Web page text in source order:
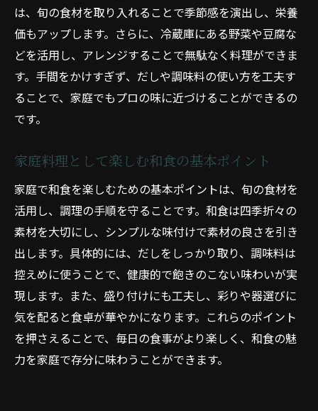
は、旬の食材を取り入れることで季節感を演出し、栄養
価もアップします。さらに、冷蔵庫にある野菜や豆腐な
どを活用し、アレンジすることで無駄なく料理ができま
す。手間をかけすぎず、だしや調味料の使い方を工夫す
ることで、家庭でもプロの味に近づけることができるの
です。
家庭料理として楽しむ和食の基本ポイント
家庭で和食を楽しむための基本ポイントは、旬の食材を
活用し、調理の手順を守ることです。和食は四季折々の
素材を大切にし、シンプルな味付けで素材の良さを引き
出します。具体的には、だしをしっかり取り、調味料は
控えめに使うことで、健康的で飽きのこない味わいが実
現します。また、盛り付けにも工夫し、彩りや器選びに
気を配ると食卓が華やかになります。これらのポイント
を押さえることで、毎日の食事がより楽しく、和食の魅
力を家庭で存分に味わうことができます。